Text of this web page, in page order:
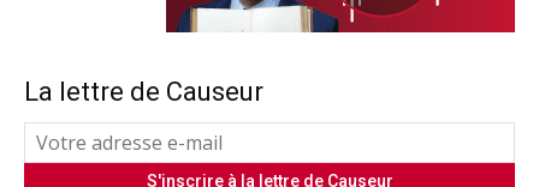
La lettre de Causeur